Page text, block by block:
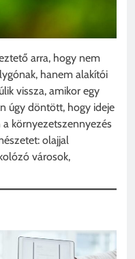
arra, hogy nem
hanem alakítói
vissza, amikor egy
úgy döntött, hogy ideje
környezetszennyezés
olajjal
városok,